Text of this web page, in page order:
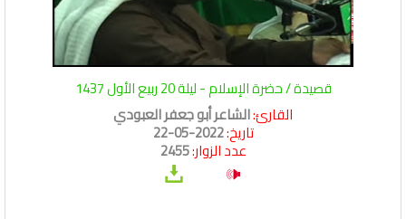
قصيدة / حضرة الإسلام - ليلة 20 ربيع الأول 1437
القارئ:الشاعر أبو جعفر العبودي
تاريخ:2022-05-22
عدد الزوار:2455